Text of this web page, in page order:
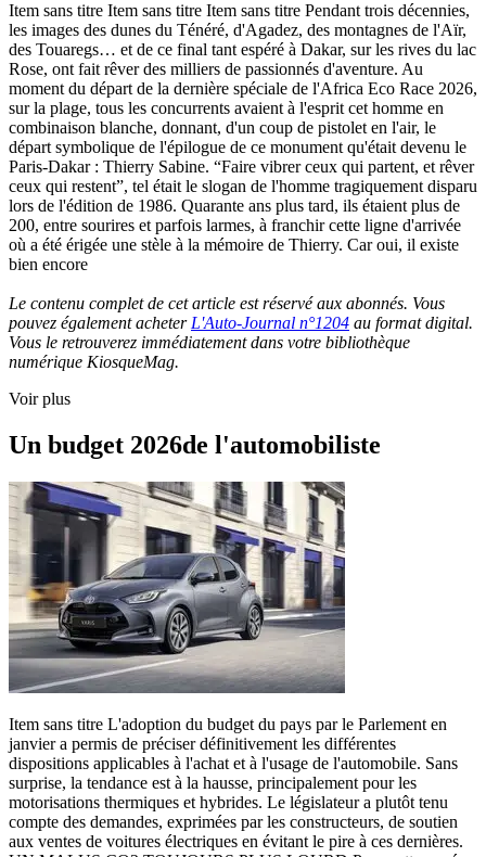
Item sans titre Item sans titre Item sans titre Pendant trois décennies,
les images des dunes du Ténéré, d'Agadez, des montagnes de l'Aïr,
des Touaregs… et de ce final tant espéré à Dakar, sur les rives du lac
Rose, ont fait rêver des milliers de passionnés d'aventure. Au
moment du départ de la dernière spéciale de l'Africa Eco Race 2026,
sur la plage, tous les concurrents avaient à l'esprit cet homme en
combinaison blanche, donnant, d'un coup de pistolet en l'air, le
départ symbolique de l'épilogue de ce monument qu'était devenu le
Paris-Dakar : Thierry Sabine. “Faire vibrer ceux qui partent, et rêver
ceux qui restent”, tel était le slogan de l'homme tragiquement disparu
lors de l'édition de 1986. Quarante ans plus tard, ils étaient plus de
200, entre sourires et parfois larmes, à franchir cette ligne d'arrivée
où a été érigée une stèle à la mémoire de Thierry. Car oui, il existe
bien encore
Le contenu complet de cet article est réservé aux abonnés. Vous
pouvez également acheter L'Auto-Journal n°1204 au format digital.
Vous le retrouverez immédiatement dans votre bibliothèque
numérique KiosqueMag.
Voir plus
Un budget 2026de l'automobiliste
Item sans titre L'adoption du budget du pays par le Parlement en
janvier a permis de préciser définitivement les différentes
dispositions applicables à l'achat et à l'usage de l'automobile. Sans
surprise, la tendance est à la hausse, principalement pour les
motorisations thermiques et hybrides. Le législateur a plutôt tenu
compte des demandes, exprimées par les constructeurs, de soutien
aux ventes de voitures électriques en évitant le pire à ces dernières.